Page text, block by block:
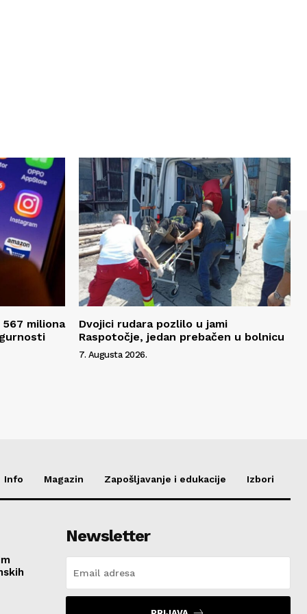
miliona
Dvojici rudara pozlilo u jami
Raspotočje, jedan prebačen u bolnicu
7. Augusta 2026.
Info Magazin Zapošljavanje i edukacije Izbori
Newsletter